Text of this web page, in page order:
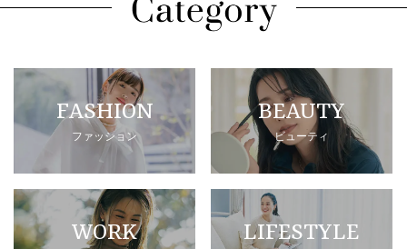
FASHION
ファッション
BEAUTY
ビューティ
WORK LIFESTYLE